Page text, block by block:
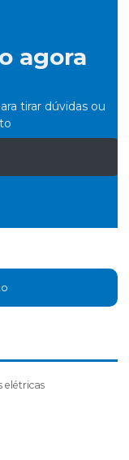
agora
tirar dúvidas ou
elétricas